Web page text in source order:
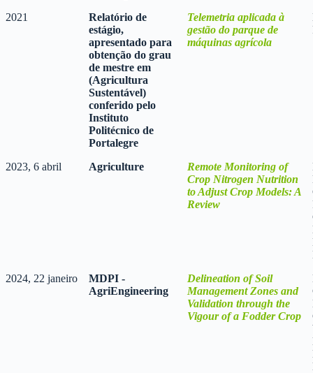
2021
Relatório de
estágio,
apresentado para
obtenção do grau
de mestre em
(Agricultura
Sustentável)
conferido pelo
Instituto
Politécnico de
Portalegre
Telemetria aplicada à
gestão do parque de
máquinas agrícola
2023, 6 abril Agriculture
Remote Monitoring of
Crop Nitrogen Nutrition
to Adjust Crop Models: A
Review
2024, 22 janeiro
MDPI -
AgriEngineering
Delineation of Soil
Management Zones and
Validation through the
Vigour of a Fodder Crop